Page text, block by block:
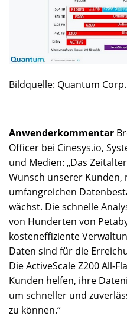
Bildquelle: Quantum Corp.
Anwenderkommentar
Officer bei Cinesys.io,
und Medien: „Das
Wunsch unserer
umfangreichen
wächst. Die schnelle
von Hunderten von
kosteneffiziente
Daten sind für die
Die ActiveScale Z200 All-
Kunden helfen, ihre
um schneller und
zu können.“